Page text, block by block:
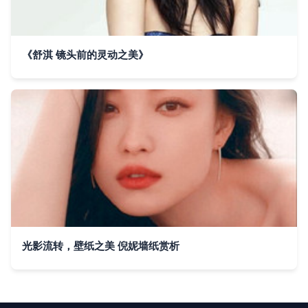
《舒淇 镜头前的灵动之美》
光影流转，壁纸之美 倪妮墙纸赏析